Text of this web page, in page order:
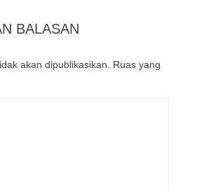
BALASAN
akan dipublikasikan.
Ruas yang